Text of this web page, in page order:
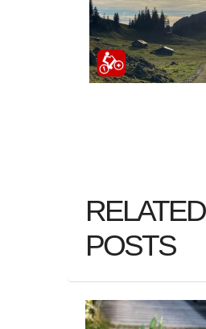
RELATED
POSTS